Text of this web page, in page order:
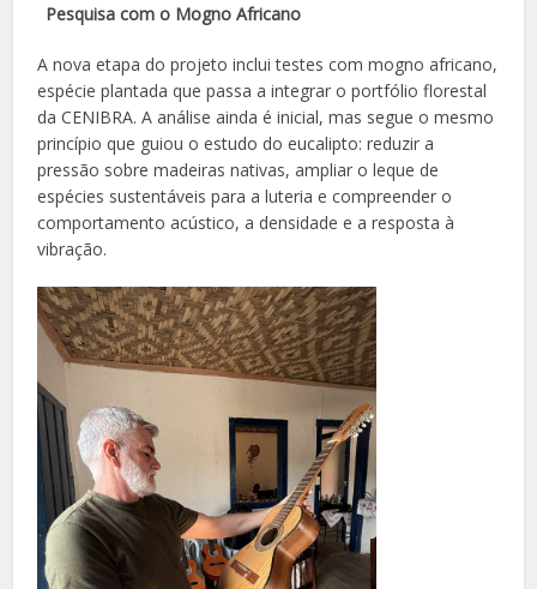
Pesquisa com o Mogno Africano
A nova etapa do projeto inclui testes com mogno africano,
espécie plantada que passa a integrar o portfólio florestal
da CENIBRA. A análise ainda é inicial, mas segue o mesmo
princípio que guiou o estudo do eucalipto: reduzir a
pressão sobre madeiras nativas, ampliar o leque de
espécies sustentáveis para a luteria e compreender o
comportamento acústico, a densidade e a resposta à
vibração.